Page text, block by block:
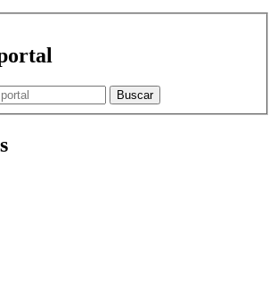
Buscar